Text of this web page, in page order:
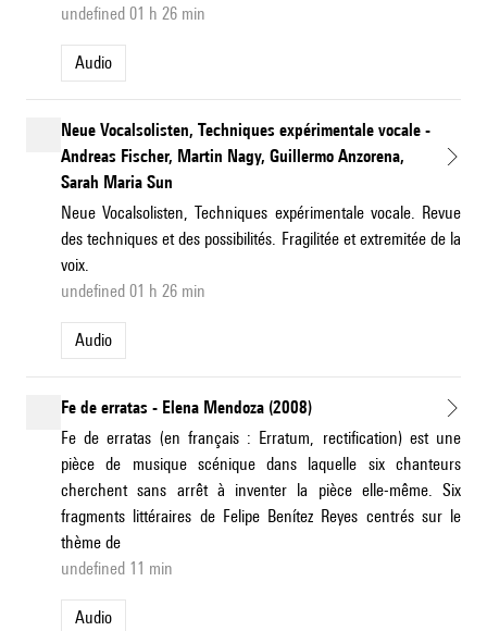
undefined 01 h 26 min
Audio
Neue Vocalsolisten, Techniques expérimentale vocale -
Andreas Fischer, Martin Nagy, Guillermo Anzorena,
Sarah Maria Sun
Neue Vocalsolisten, Techniques expérimentale vocale. Revue
des techniques et des possibilités. Fragilitée et extremitée de la
voix.
undefined 01 h 26 min
Audio
Fe de erratas - Elena Mendoza (2008)
Fe de erratas (en français : Erratum, rectification) est une
pièce de musique scénique dans laquelle six chanteurs
cherchent sans arrêt à inventer la pièce elle-même. Six
fragments littéraires de Felipe Benítez Reyes centrés sur le
thème de
undefined 11 min
Audio